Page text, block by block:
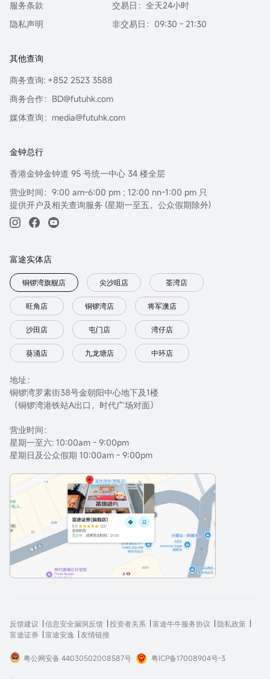
服务条款
隐私声明
交易日：全天24小时
非交易日：09:30 - 21:30
其他查询
商务查询: +852 2523 3588
商务合作：BD@futuhk.com
媒体查询：media@futuhk.com
金钟总行
香港金钟金钟道 95 号统一中心 34 楼全层
营业时间：9:00 am-6:00 pm ; 12:00 nn-1:00 pm 只
提供开户及相关查询服务 (星期一至五，公众假期除外)
富途实体店
铜锣湾旗舰店 尖沙咀店 荃湾店
旺角店 铜锣湾店 将军澳店
沙田店 屯门店 湾仔店
葵涌店 九龙塘店 中环店
地址：
铜锣湾罗素街38号金朝阳中心地下及1楼
（铜锣湾港铁站A出口，时代广场对面）
营业时间：
星期一至六: 10:00am - 9:00pm
星期日及公众假期 10:00am - 9:00pm
反馈建议 信息安全漏洞反馈 投资者关系 富途牛牛服务协议
隐私政策
富途证券
富途安逸 友情链接
粤公网安备 44030502008587号 粤ICP备17008904号-3